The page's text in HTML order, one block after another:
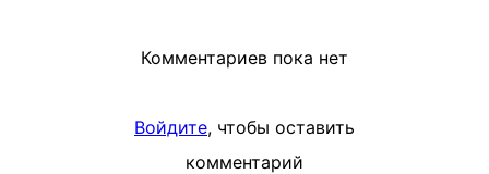
Комментариев пока нет
Войдите, чтобы оставить
комментарий